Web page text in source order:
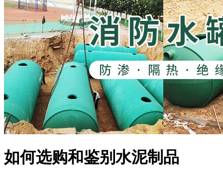
如何选购和鉴别水泥制品